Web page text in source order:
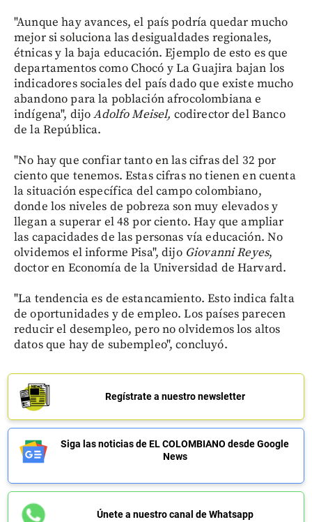
"Aunque hay avances, el país podría quedar mucho
mejor si soluciona las desigualdades regionales,
étnicas y la baja educación. Ejemplo de esto es que
departamentos como Chocó y La Guajira bajan los
indicadores sociales del país dado que existe mucho
abandono para la población afrocolombiana e
indígena", dijoAdolfo Meisel, codirector del Banco
de la República.
"No hay que confiar tanto en las cifras del 32 por
ciento que tenemos. Estas cifras no tienen en cuenta
la situación específica del campo colombiano,
donde los niveles de pobreza son muy elevados y
llegan a superar el 48 por ciento. Hay que ampliar
las capacidades de las personas vía educación. No
olvidemos el informe Pisa", dijo Giovanni Reyes,
doctor en Economía de la Universidad de Harvard.
"La tendencia es de estancamiento. Esto indica falta
de oportunidades y de empleo. Los países parecen
reducir el desempleo, pero no olvidemos los altos
datos que hay de subempleo", concluyó.
Regístrate a nuestro newsletter
Siga las noticias de EL COLOMBIANO desde Google
News
Únete a nuestro canal de Whatsapp